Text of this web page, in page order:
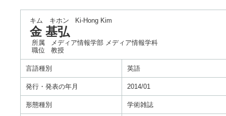
キム キホン Ki-Hong Kim
金 基弘
所属
メディア情報学部 メディア情報学科
職位
教授
言語種別 英語
発行・発表の年月 2014/01
形態種別 学術雑誌